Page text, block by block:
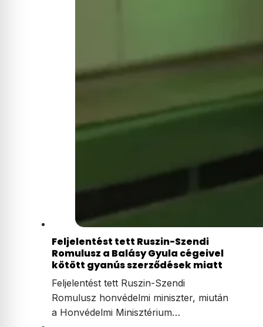
Feljelentést tett Ruszin-Szendi
Romulusz a Balásy Gyula cégeivel
kötött gyanús szerződések miatt
Feljelentést tett Ruszin-Szendi
Romulusz honvédelmi miniszter, miután
a Honvédelmi Minisztérium…